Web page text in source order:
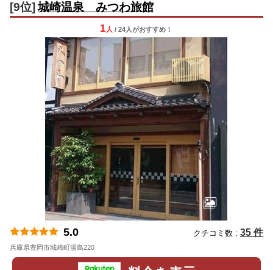
[9位] 城崎温泉 みつわ旅館
1 人 / 24人がおすすめ！
5.0 クチコミ数 : 35 件
兵庫県豊岡市城崎町湯島220